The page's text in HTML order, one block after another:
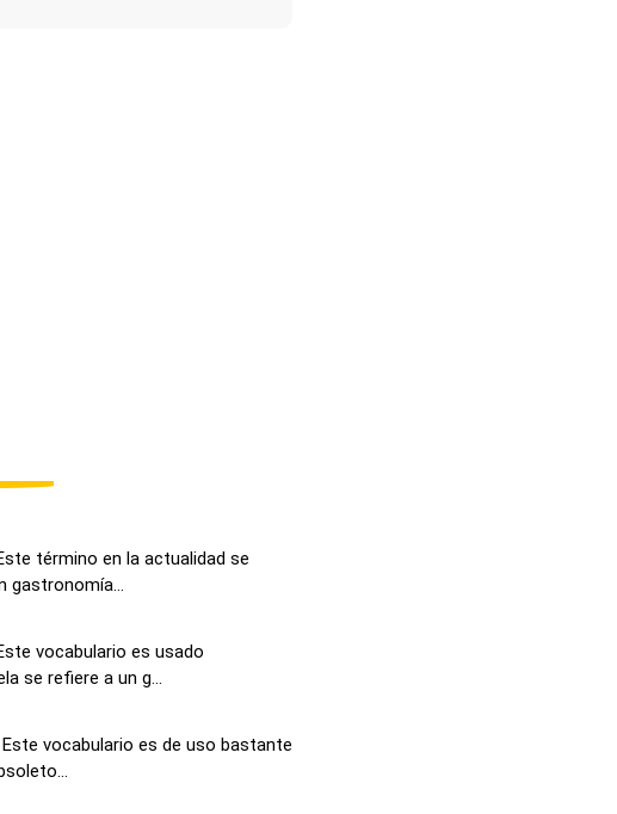
término en la actualidad se
gastronomía...
vocabulario es usado
se refiere a un g...
vocabulario es de uso bastante